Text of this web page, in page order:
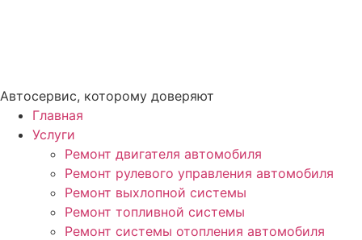
Автосервис, которому доверяют
Главная
Услуги
Ремонт двигателя автомобиля
Ремонт рулевого управления автомобиля
Ремонт выхлопной системы
Ремонт топливной системы
Ремонт системы отопления автомобиля